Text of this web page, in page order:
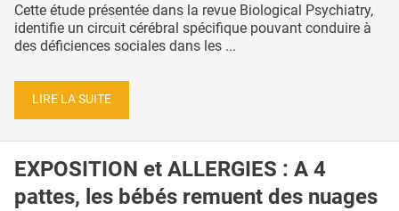
Cette étude présentée dans la revue Biological Psychiatry,
identifie un circuit cérébral spécifique pouvant conduire à
des déficiences sociales dans les ...
LIRE LA SUITE
EXPOSITION et ALLERGIES : A 4
pattes, les bébés remuent des nuages